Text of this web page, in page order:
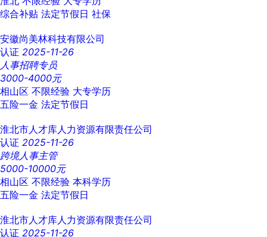
综合补贴 法定节假日 社保
安徽尚美林科技有限公司
认证 2025-11-26
人事招聘专员
3000-4000元
相山区 不限经验 大专学历
五险一金 法定节假日
淮北市人才库人力资源有限责任公司
认证 2025-11-26
跨境人事主管
5000-10000元
相山区 不限经验 本科学历
五险一金 法定节假日
淮北市人才库人力资源有限责任公司
认证 2025-11-26